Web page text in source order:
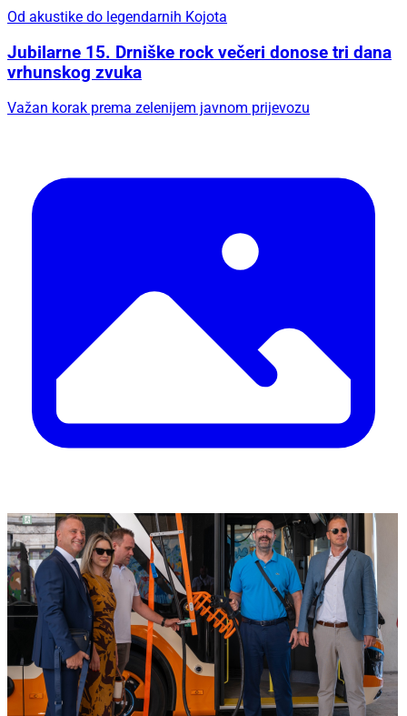
Od akustike do legendarnih Kojota
Jubilarne 15. Drniške rock večeri donose tri dana
vrhunskog zvuka
Važan korak prema zelenijem javnom prijevozu